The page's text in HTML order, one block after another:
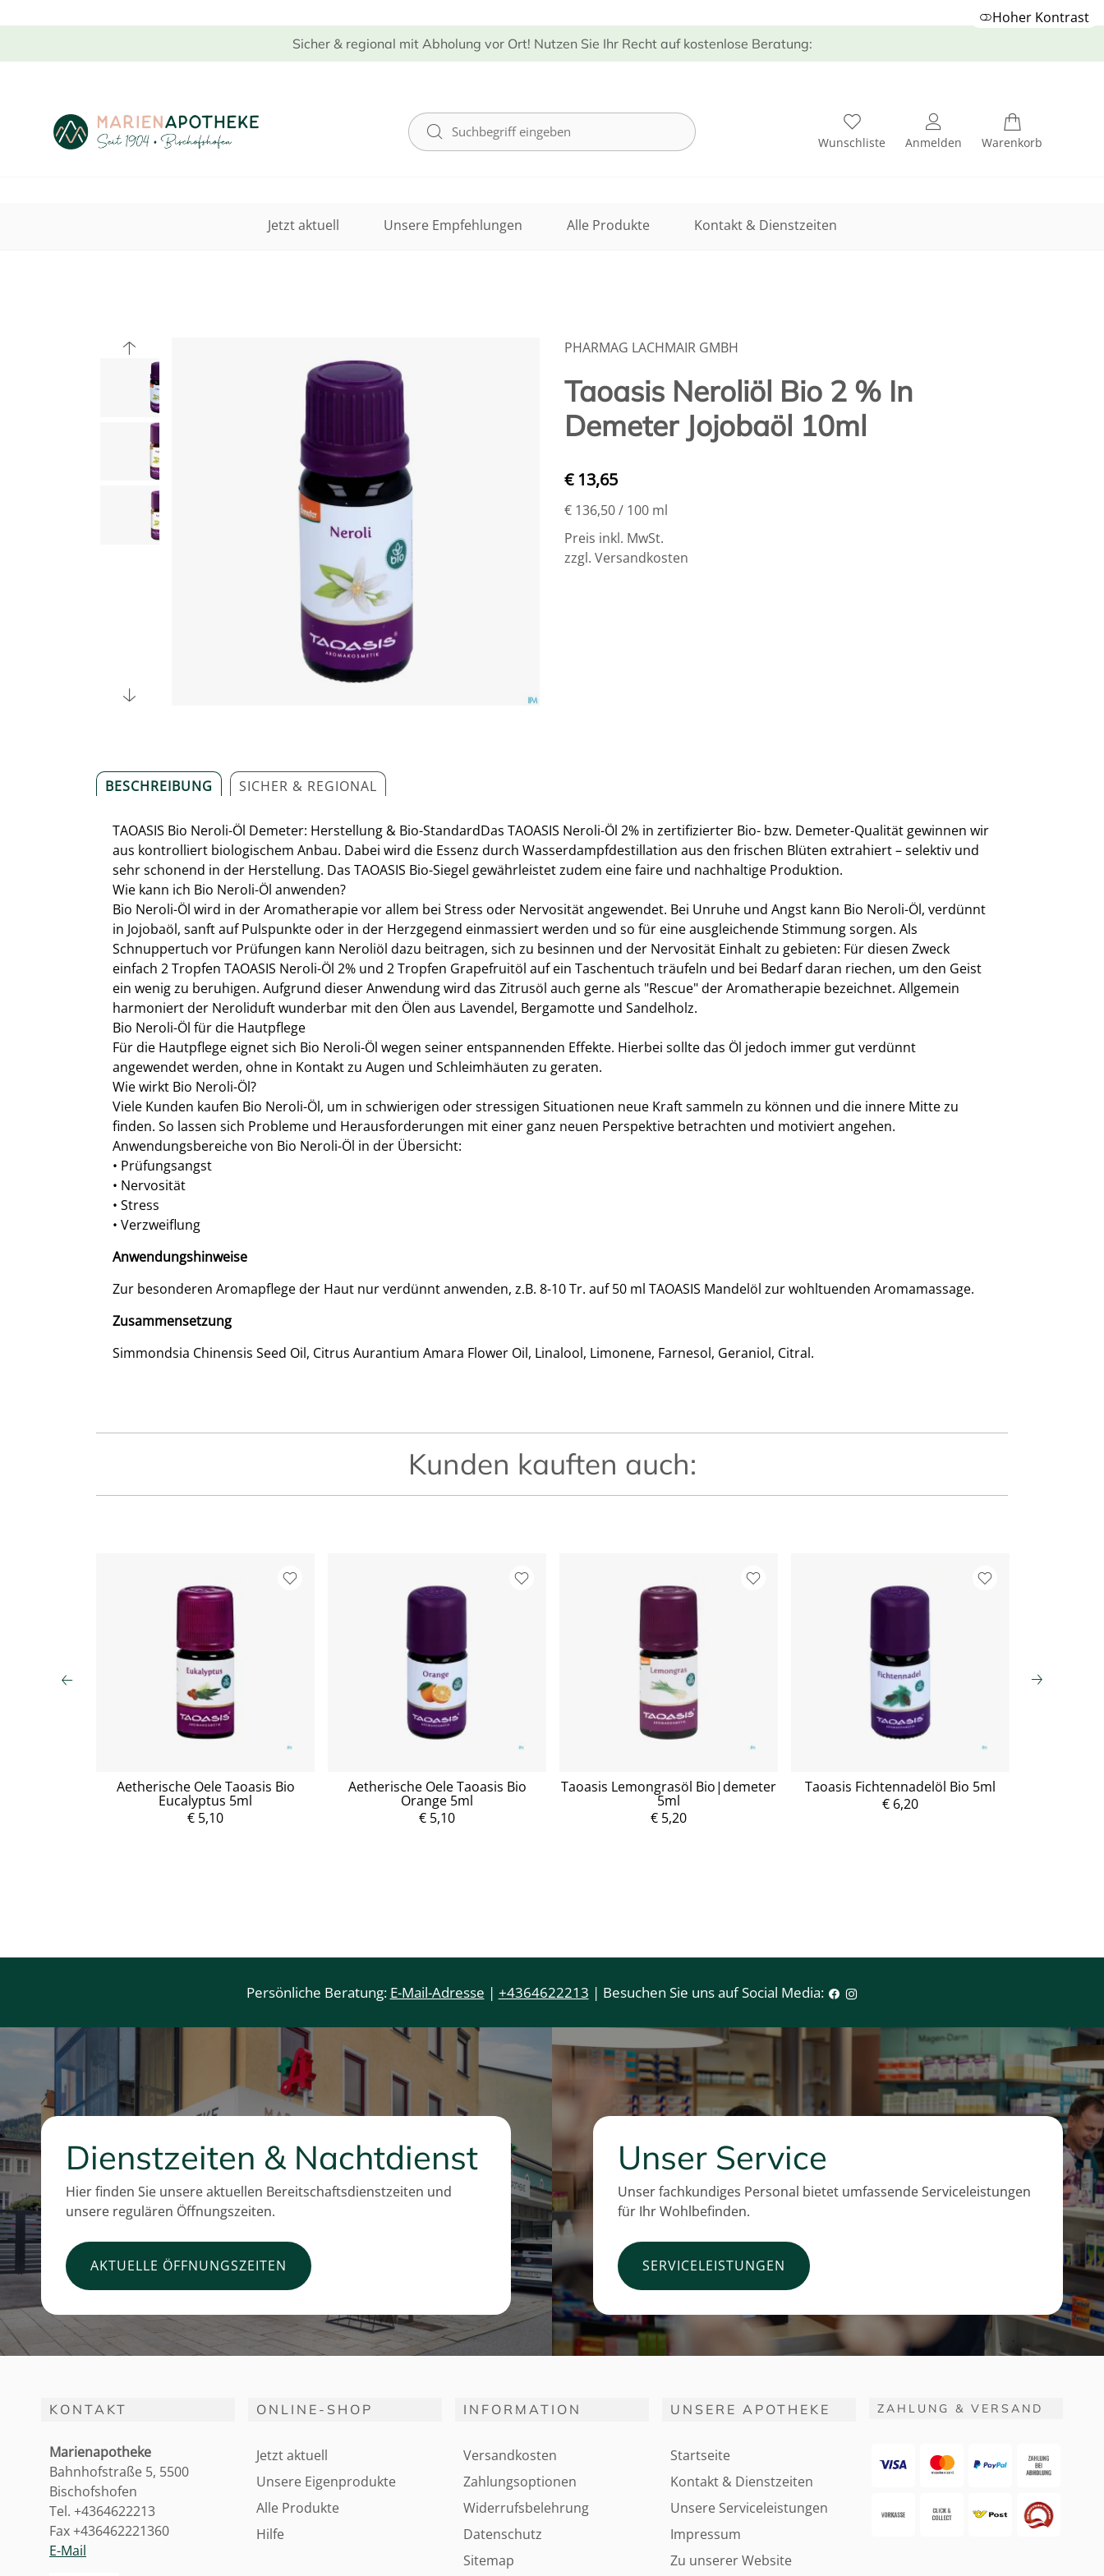
Sicher & regional mit Abholung vor Ort! Nutzen Sie Ihr Recht auf kostenlose Beratung:
Hoher Kontrast
Wunschliste Anmelden Warenkorb
Jetzt aktuell Unsere Empfehlungen Alle Produkte Kontakt & Dienstzeiten
PHARMAG LACHMAIR GMBH
Taoasis Neroliöl Bio 2 % In
Demeter Jojobaöl 10ml
€ 13,65
€ 136,50/ 100 ml
Preis inkl. MwSt.
zzgl. Versandkosten
BESCHREIBUNG SICHER & REGIONAL
TAOASIS Bio Neroli-Öl Demeter: Herstellung & Bio-StandardDas TAOASIS Neroli-Öl 2% in zertifizierter Bio- bzw. Demeter-Qualität gewinnen wir
aus kontrolliert biologischem Anbau. Dabei wird die Essenz durch Wasserdampfdestillation aus den frischen Blüten extrahiert – selektiv und
sehr schonend in der Herstellung. Das TAOASIS Bio-Siegel gewährleistet zudem eine faire und nachhaltige Produktion.
Wie kann ich Bio Neroli-Öl anwenden?
Bio Neroli-Öl wird in der Aromatherapie vor allem bei Stress oder Nervosität angewendet. Bei Unruhe und Angst kann Bio Neroli-Öl, verdünnt
in Jojobaöl, sanft auf Pulspunkte oder in der Herzgegend einmassiert werden und so für eine ausgleichende Stimmung sorgen. Als
Schnuppertuch vor Prüfungen kann Neroliöl dazu beitragen, sich zu besinnen und der Nervosität Einhalt zu gebieten: Für diesen Zweck
einfach 2 Tropfen TAOASIS Neroli-Öl 2% und 2 Tropfen Grapefruitöl auf ein Taschentuch träufeln und bei Bedarf daran riechen, um den Geist
ein wenig zu beruhigen. Aufgrund dieser Anwendung wird das Zitrusöl auch gerne als "Rescue" der Aromatherapie bezeichnet. Allgemein
harmoniert der Neroliduft wunderbar mit den Ölen aus Lavendel, Bergamotte und Sandelholz.
Bio Neroli-Öl für die Hautpflege
Für die Hautpflege eignet sich Bio Neroli-Öl wegen seiner entspannenden Effekte. Hierbei sollte das Öl jedoch immer gut verdünnt
angewendet werden, ohne in Kontakt zu Augen und Schleimhäuten zu geraten.
Wie wirkt Bio Neroli-Öl?
Viele Kunden kaufen Bio Neroli-Öl, um in schwierigen oder stressigen Situationen neue Kraft sammeln zu können und die innere Mitte zu
finden. So lassen sich Probleme und Herausforderungen mit einer ganz neuen Perspektive betrachten und motiviert angehen.
Anwendungsbereiche von Bio Neroli-Öl in der Übersicht:
• Prüfungsangst
• Nervosität
• Stress
• Verzweiflung
Anwendungshinweise
Zur besonderen Aromapflege der Haut nur verdünnt anwenden, z.B. 8-10 Tr. auf 50 ml TAOASIS Mandelöl zur wohltuenden Aromamassage.
Zusammensetzung
Simmondsia Chinensis Seed Oil, Citrus Aurantium Amara Flower Oil, Linalool, Limonene, Farnesol, Geraniol, Citral.
Kunden kauften auch:
Aetherische Oele Taoasis Bio
Eucalyptus 5ml
€ 5,10
Aetherische Oele Taoasis Bio
Orange 5ml
€ 5,10
Taoasis Lemongrasöl Bio|demeter
5ml
€ 5,20
Taoasis Fichtennadelöl Bio 5ml
€ 6,20
P
P
Persönliche Beratung: E-Mail-Adresse | +4364622213 | Besuchen Sie uns auf Social Media:
Dienstzeiten & Nachtdienst
Hier finden Sie unsere aktuellen Bereitschaftsdienstzeiten und
unsere regulären Öffnungszeiten.
AKTUELLE ÖFFNUNGSZEITEN
Unser Service
Unser fachkundiges Personal bietet umfassende Serviceleistungen
für Ihr Wohlbefinden.
SERVICELEISTUNGEN
KONTAKT
Marienapotheke
Bahnhofstraße 5, 5500
Bischofshofen
Tel. +4364622213
Fax +436462221360
E-Mail
ONLINE-SHOP
Jetzt aktuell
Unsere Eigenprodukte
Alle Produkte
Hilfe
INFORMATION
Versandkosten
Zahlungsoptionen
Widerrufsbelehrung
Datenschutz
Sitemap
UNSERE APOTHEKE
Startseite
Kontakt & Dienstzeiten
Unsere Serviceleistungen
Impressum
Zu unserer Website
ZAHLUNG & VERSAND